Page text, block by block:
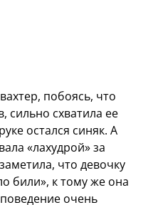
побоясь, что
сильно схватила ее
остался синяк. А
«лахудрой» за
что девочку
били», к тому же она
очень